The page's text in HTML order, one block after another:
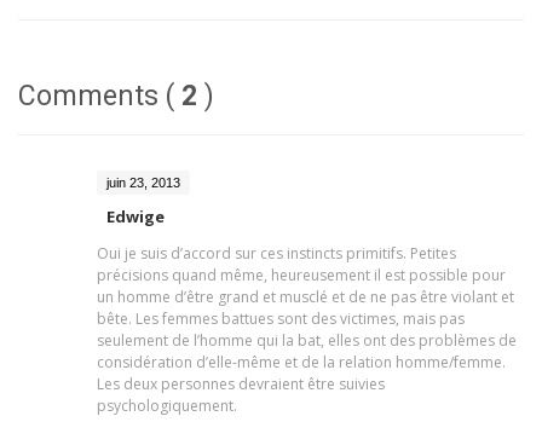
Comments ( 2 )
juin 23, 2013
Edwige
Oui je suis d’accord sur ces instincts primitifs. Petites
précisions quand même, heureusement il est possible pour
un homme d’être grand et musclé et de ne pas être violant et
bête. Les femmes battues sont des victimes, mais pas
seulement de l’homme qui la bat, elles ont des problèmes de
considération d’elle-même et de la relation homme/femme.
Les deux personnes devraient être suivies
psychologiquement.